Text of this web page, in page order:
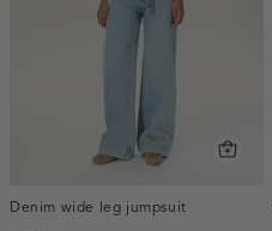
Denim wide leg jumpsuit